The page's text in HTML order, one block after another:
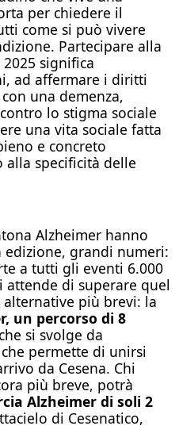
per chiedere il
come si può vivere
Partecipare alla
significa
ad affermare i diritti
una demenza,
lo stigma sociale
una vita sociale fatta
e concreto
specificità delle
Alzheimer hanno
grandi numeri:
a tutti gli eventi 6.000
attende di superare quel
più brevi: la
un percorso di 8
si svolge da
permette di unirsi
da Cesena. Chi
più breve, potrà
Alzheimer di soli 2
di Cesenatico,